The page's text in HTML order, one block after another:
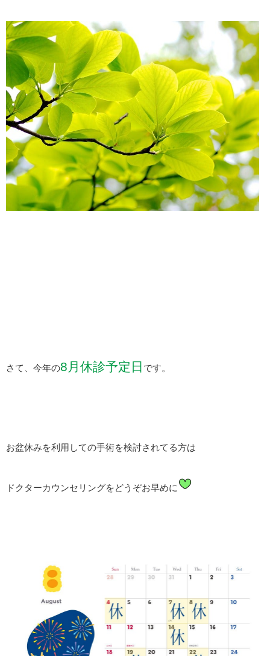
さて、今年の8月休診予定日 です。
お盆休みを利用しての手術を検討されてる方は
ドクターカウンセリングをどうぞお早めに